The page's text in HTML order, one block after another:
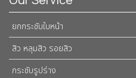
ยกกระชับใบหน้า
สิว หลุมสิว รอยสิว
กระชับรูปร่าง